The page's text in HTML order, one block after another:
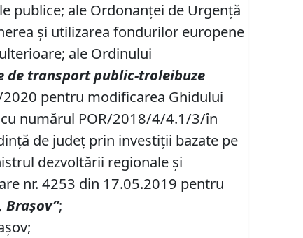
publice; ale Ordonanței de Urgență
şi utilizarea fondurilor europene
ale Ordinului
de transport public-troleibuze
pentru modificarea Ghidului
numărul POR/2018/4/4.1/3/în
de judeţ prin investiţii bazate pe
dezvoltării regionale şi
nr. 4253 din 17.05.2019 pentru
Brașov”;